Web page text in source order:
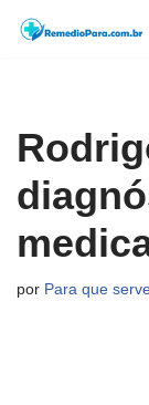
conteúdo
por Para que